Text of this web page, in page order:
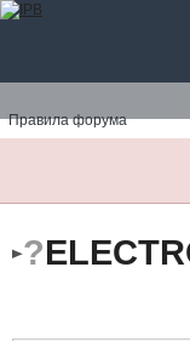
Правила форума
?